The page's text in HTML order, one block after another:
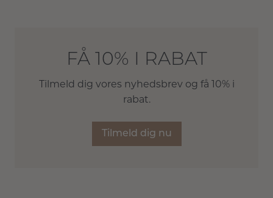
FÅ 10% I RABAT
Tilmeld dig vores nyhedsbrev og få 10% i
rabat.
Tilmeld dig nu